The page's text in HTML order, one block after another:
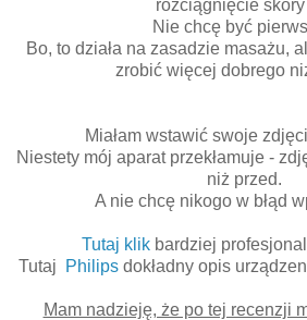
rozciągnięcie skóry
Nie chcę być
Bo, to działa na zasadzie masażu,
zrobić więcej dobrego
Miałam wstawić swoje
Niestety mój aparat przekłamuje -
niż przed.
A nie chcę nikogo w błąd
Tutaj klikbardziej
Tutaj
Philipsdokładny opis
Mam nadzieję, że po tej recenzji